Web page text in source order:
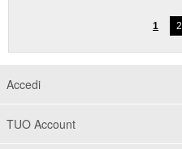
1 2
Accedi
TUO Account